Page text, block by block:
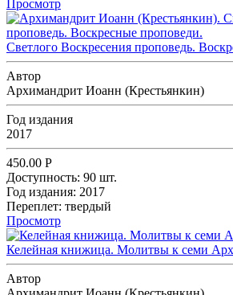
Просмотр
Светлого Воскресения проповедь.
Автор
Архимандрит Иоанн (Крестьянкин)
Год издания
2017
450.00 Р
Доступность: 90 шт.
Год издания: 2017
Переплет: твердый
Просмотр
Келейная книжица. Молитвы к семи
Автор